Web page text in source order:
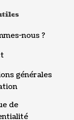
nous ?
générales
de